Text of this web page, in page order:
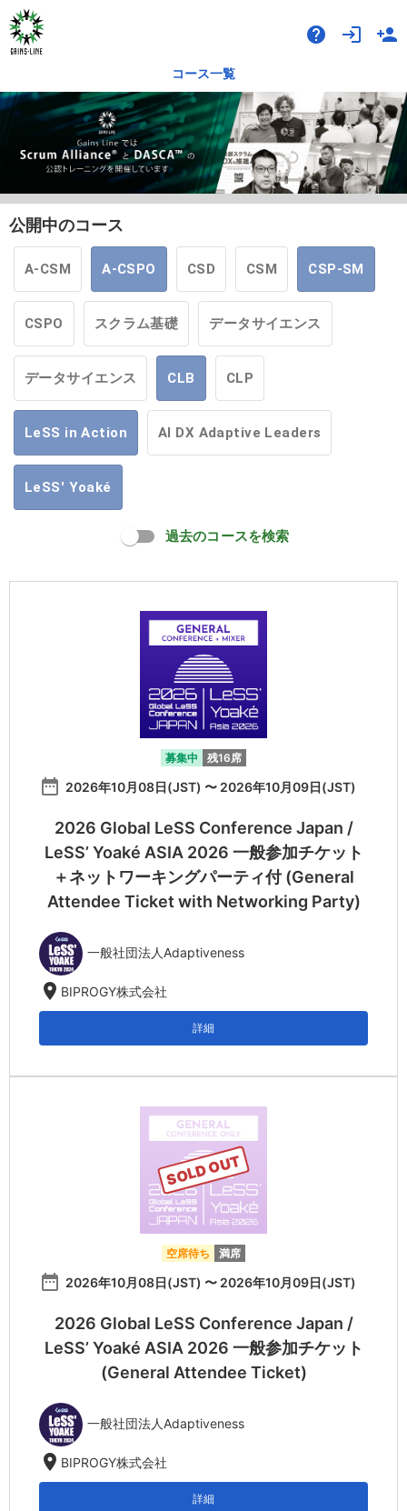
help login person_add
コース一覧
公開中のコース
A-CSM A-CSPO CSD CSM CSP-SM
CSPO スクラム基礎 データサイエンス
データサイエンス CLB CLP
LeSS in Action AI DX Adaptive Leaders
LeSS' Yoaké
過去のコースを検索
募集中 残16席
date_range 2026年10月08日(JST) 〜 2026年10月09日(JST)
2026 Global LeSS Conference Japan /
LeSS’ Yoaké ASIA 2026 一般参加チケット
＋ネットワーキングパーティ付 (General
Attendee Ticket with Networking Party)
一般社団法人Adaptiveness
location_on BIPROGY株式会社
詳細
SOLD OUT
空席待ち 満席
date_range 2026年10月08日(JST) 〜 2026年10月09日(JST)
2026 Global LeSS Conference Japan /
LeSS’ Yoaké ASIA 2026 一般参加チケット
(General Attendee Ticket)
一般社団法人Adaptiveness
location_on BIPROGY株式会社
詳細